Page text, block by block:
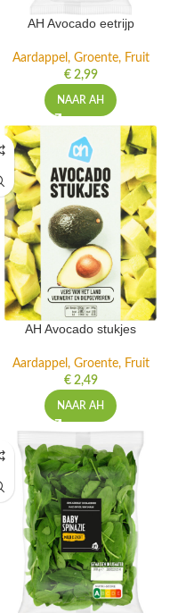
AH Avocado eetrijp
Aardappel, Groente, Fruit
€2,99
NAAR AH
AH Avocado stukjes
Aardappel, Groente, Fruit
€2,49
NAAR AH